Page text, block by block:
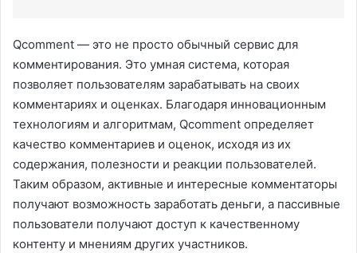
Qcomment — это не просто обычный сервис для
комментирования. Это умная система, которая
позволяет пользователям зарабатывать на своих
комментариях и оценках. Благодаря инновационным
технологиям и алгоритмам, Qcomment определяет
качество комментариев и оценок, исходя из их
содержания, полезности и реакции пользователей.
Таким образом, активные и интересные комментаторы
получают возможность заработать деньги, а пассивные
пользователи получают доступ к качественному
контенту и мнениям других участников.